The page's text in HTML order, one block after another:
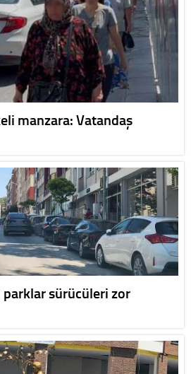
manzara: Vatandaş
parklar sürücüleri zor